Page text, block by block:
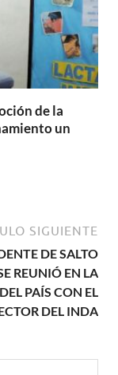
de la
un
SIGUIENTE
DE SALTO
REUNIÓ EN LA
PAÍS CON EL
DEL INDA